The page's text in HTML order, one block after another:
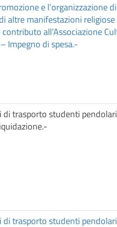
e l’organizzazione
altre manifestazioni
all’Associazione
Impegno di spesa.-
trasporto studenti
trasporto studenti